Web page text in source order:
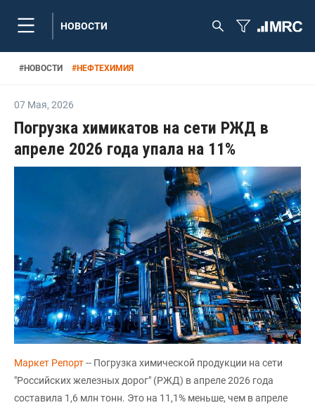
НОВОСТИ
#НОВОСТИ #НЕФТЕХИМИЯ
07 Мая, 2026
Погрузка химикатов на сети РЖД в
апреле 2026 года упала на 11%
Маркет Репорт-- Погрузка химической продукции на сети
"Российских железных дорог" (РЖД) в апреле 2026 года
составила 1,6 млн тонн. Это на 11,1% меньше, чем в апреле